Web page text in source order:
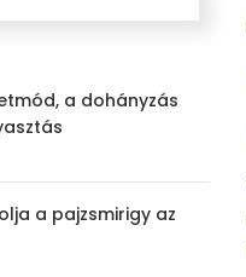
a dohányzás
a pajzsmirigy az